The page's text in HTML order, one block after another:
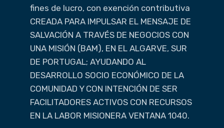
fines de lucro, con exención contributiva
CREADA PARA IMPULSAR EL MENSAJE DE
SALVACIÓN A TRAVÉS DE NEGOCIOS CON
UNA MISIÓN (BAM), EN EL ALGARVE, SUR
DE PORTUGAL; AYUDANDO AL
DESARROLLO SOCIO ECONÓMICO DE LA
COMUNIDAD Y CON INTENCIÓN DE SER
FACILITADORES ACTIVOS CON RECURSOS
EN LA LABOR MISIONERA VENTANA 1040.